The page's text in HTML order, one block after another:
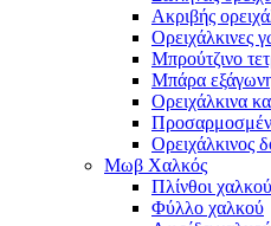
Ακριβής
Ορειχάλκινες
Μπρούτζινο
Μπάρα
Ορειχάλκινα
Ορειχάλκινος
Μωβ Χαλκός
Πλίνθοι χαλκού
Φύλλο χαλκού